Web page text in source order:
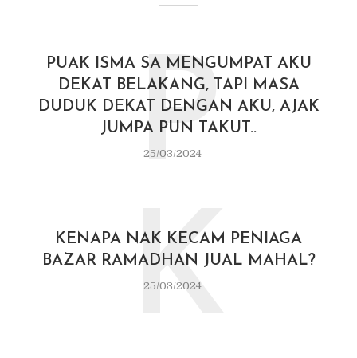
PUAK ISMA SA MENGUMPAT AKU
DEKAT BELAKANG, TAPI MASA
DUDUK DEKAT DENGAN AKU, AJAK
JUMPA PUN TAKUT..
25/03/2024
P
KENAPA NAK KECAM PENIAGA
BAZAR RAMADHAN JUAL MAHAL?
25/03/2024
K